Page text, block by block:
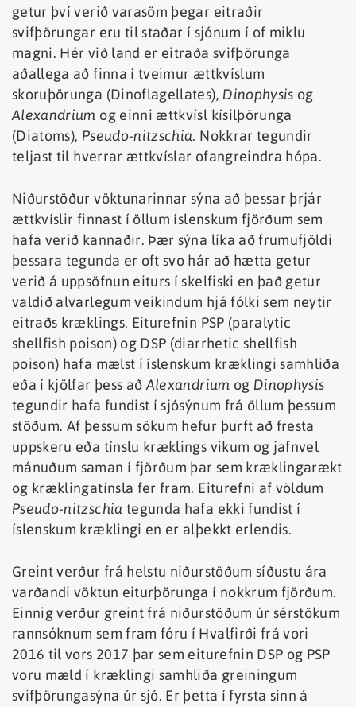
getur því verið varasöm þegar eitraðir
svifþörungar eru til staðar í sjónum í of miklu
magni. Hér við land er eitraða svifþörunga
aðallega að finna í tveimur ættkvíslum
skoruþörunga (Dinoflagellates), Dinophysis og
Alexandrium og einni ættkvísl kísilþörunga
(Diatoms), Pseudo-nitzschia. Nokkrar tegundir
teljast til hverrar ættkvíslar ofangreindra hópa.
Niðurstöður vöktunarinnar sýna að þessar þrjár
ættkvíslir finnast í öllum íslenskum fjörðum sem
hafa verið kannaðir. Þær sýna líka að frumufjöldi
þessara tegunda er oft svo hár að hætta getur
verið á uppsöfnun eiturs í skelfiski en það getur
valdið alvarlegum veikindum hjá fólki sem neytir
eitraðs kræklings. Eiturefnin PSP (paralytic
shellfish poison) og DSP (diarrhetic shellfish
poison) hafa mælst í íslenskum kræklingi samhliða
eða í kjölfar þess að Alexandrium og Dinophysis
tegundir hafa fundist í sjósýnum frá öllum þessum
stöðum. Af þessum sökum hefur þurft að fresta
uppskeru eða tínslu kræklings vikum og jafnvel
mánuðum saman í fjörðum þar sem kræklingarækt
og kræklingatínsla fer fram. Eiturefni af völdum
Pseudo-nitzschia tegunda hafa ekki fundist í
íslenskum kræklingi en er alþekkt erlendis.
Greint verður frá helstu niðurstöðum síðustu ára
varðandi vöktun eiturþörunga í nokkrum fjörðum.
Einnig verður greint frá niðurstöðum úr sérstökum
rannsóknum sem fram fóru í Hvalfirði frá vori
2016 til vors 2017 þar sem eiturefnin DSP og PSP
voru mæld í kræklingi samhliða greiningum
svifþörungasýna úr sjó. Er þetta í fyrsta sinn á